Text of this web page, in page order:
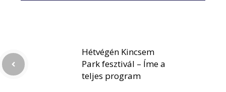
Hétvégén Kincsem
Park fesztivál – Íme a
teljes program